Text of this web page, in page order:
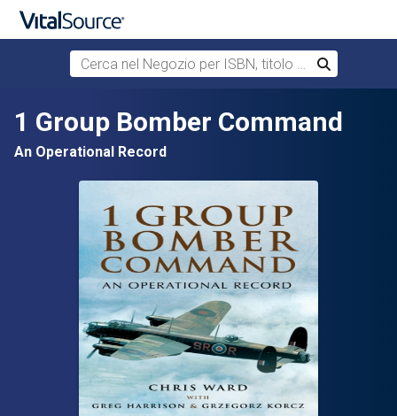
Passa al contenuto principale
Cerca nel Negozio per ISBN, titolo o autore
Cerca
1 Group Bomber Command
An Operational Record